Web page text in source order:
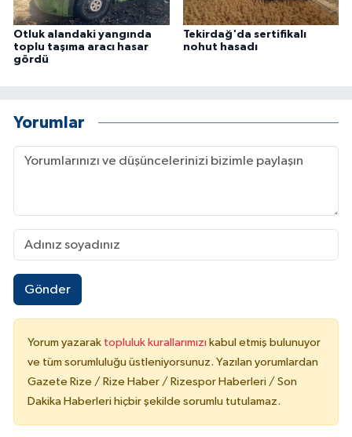
Otluk alandaki yangında
toplu taşıma aracı hasar
gördü
Tekirdağ'da sertifikalı
nohut hasadı
Yorumlar
Gönder
Yorum yazarak topluluk kurallarımızı kabul etmiş bulunuyor
ve tüm sorumluluğu üstleniyorsunuz. Yazılan yorumlardan
Gazete Rize / Rize Haber / Rizespor Haberleri / Son
Dakika Haberleri hiçbir şekilde sorumlu tutulamaz.